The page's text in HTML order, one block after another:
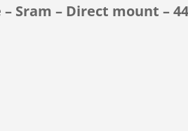
Sram – Direct mount –